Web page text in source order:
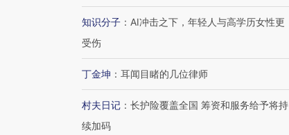
知识分子 ： AI冲击之下，年轻人与高学历女性更
受伤
丁金坤 ： 耳闻目睹的几位律师
村夫日记 ： 长护险覆盖全国 筹资和服务给予将持
续加码